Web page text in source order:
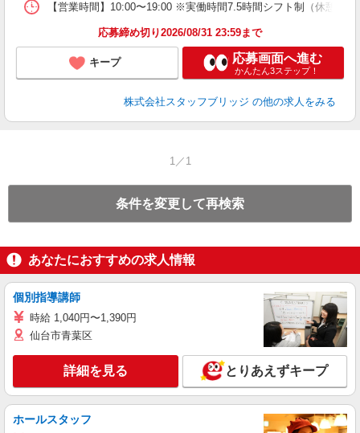
【営業時間】10:00〜19:00 ※実働時間7.5時間シフト制（休憩60
応募締め切り2026/08/31 23:59まで
キープ 応募画面へ進む
かんたん3ステップ！
株式会社スタッフブリッジ の他の求人をみる
1／1
条件を変更して再検索
あなたにおすすめの求人情報
個別指導講師
時給 1,040円〜1,390円
仙台市青葉区
詳細を見る とりあえずキープ
ホールスタッフ